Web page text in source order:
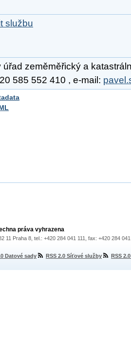
službu
úřad zeměměřický a
585 552 410 , e-mail:
práva vyhrazena
11 Praha 8, tel.: +420 284 041 111, fax: +420 284
Datové sady RSS 2.0 Síťové služby RSS